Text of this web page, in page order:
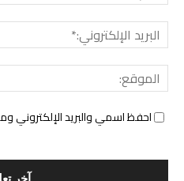
احفظ اسمي والبريد الإلكتروني